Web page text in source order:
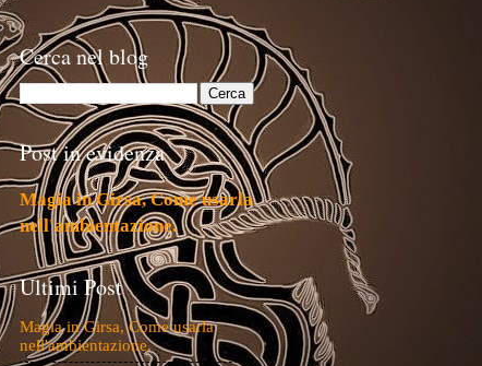
Cerca nel blog
Post in evidenza
Magia in Girsa, Come usarla
nell'ambientazione.
Ultimi Post
Magia in Girsa, Come usarla
nell'ambientazione.